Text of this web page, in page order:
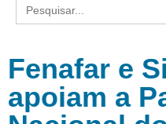
for:
Fenafar e
apoiam a